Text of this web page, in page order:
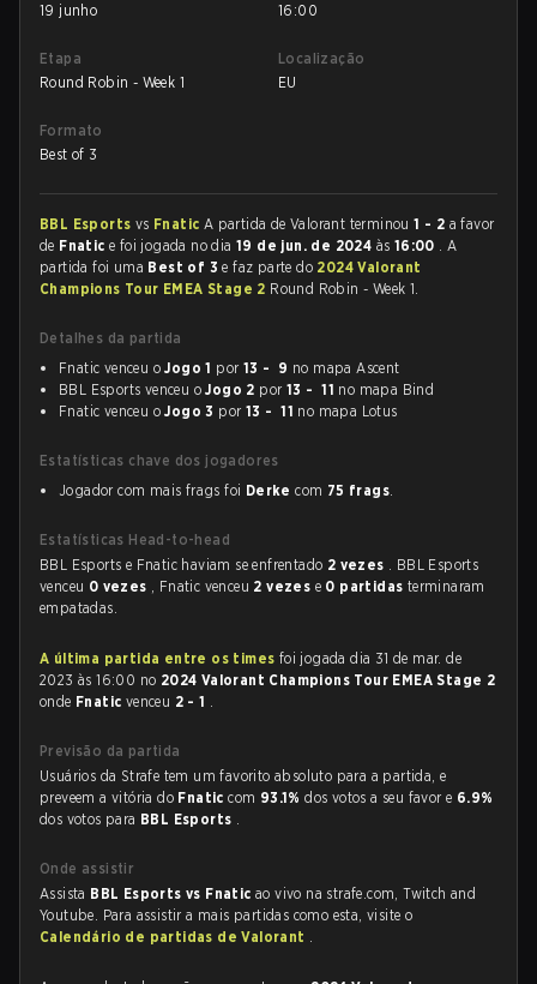
19 junho
16:00
Etapa
Round Robin - Week 1
Localização
EU
Formato
Best of 3
BBL Esports vs Fnatic A partida de Valorant terminou1 - 2 a favor
de Fnatice foi jogada no dia19 de jun. de 2024 às 16:00 . A
partida foi uma Best of 3e faz parte do 2024 Valorant
Champions Tour EMEA Stage 2 Round Robin - Week 1.
Detalhes da partida
Fnatic venceu oJogo 1 por 13 - 9 no mapa Ascent
BBL Esports venceu oJogo 2 por 13 - 11 no mapa Bind
Fnatic venceu oJogo 3 por 13 - 11 no mapa Lotus
Estatísticas chave dos jogadores
Jogador com mais frags foi Derke com 75 frags.
Estatísticas Head-to-head
BBL Esports e Fnatic haviam se enfrentado 2 vezes . BBL Esports
venceu 0 vezes , Fnatic venceu 2 vezes e 0 partidas terminaram
empatadas.
A última partida entre os times foi jogada dia 31 de mar. de
2023 às 16:00 no 2024 Valorant Champions Tour EMEA Stage 2
onde Fnatic venceu 2 - 1 .
Previsão da partida
Usuários da Strafe tem um favorito absoluto para a partida, e
preveem a vitória do Fnaticcom 93.1%dos votos a seu favor e 6.9%
dos votos para BBL Esports .
Onde assistir
Assista BBL Esports vs Fnaticao vivo na strafe.com, Twitch and
Youtube. Para assistir a mais partidas como esta, visite o
Calendário de partidas de Valorant .